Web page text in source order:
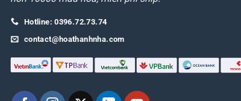
Hotline: 0396.72.73.74
contact@hoathanhnha.com